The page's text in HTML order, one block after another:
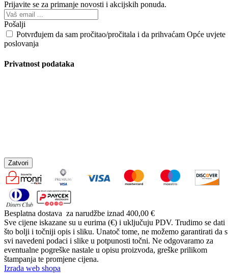
Prijavite se za primanje novosti i akcijskih ponuda.
Pošalji
Potvrđujem da sam pročitao/pročitala i da prihvaćam Opće uvjete
poslovanja
Privatnost podataka
Zatvori
Besplatna dostava za narudžbe iznad 400,00 €
Sve cijene iskazane su u eurima (€) i uključuju PDV. Trudimo se dati
što bolji i točniji opis i sliku. Unatoč tome, ne možemo garantirati da
svi navedeni podaci i slike u potpunosti točni. Ne odgovaramo za
eventualne pogreške nastale u opisu proizvoda, greške prilikom
štampanja te promjene cijena.
Izrada web shopa